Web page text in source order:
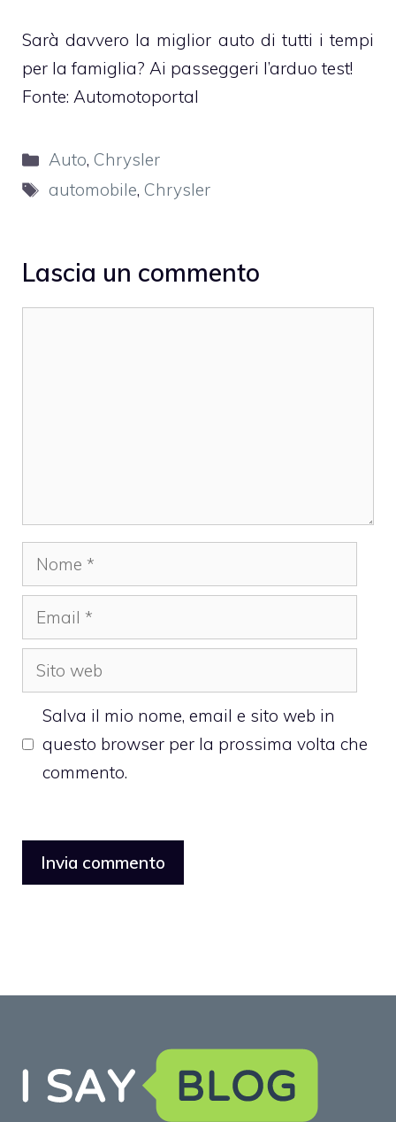
Sarà davvero la miglior auto di tutti i tempi
per la famiglia? Ai passeggeri l’arduo test!
Fonte: Automotoportal
Categorie
Auto, Chrysler
Tag
automobile, Chrysler
Lascia un commento
Nome
Email
Sito
web
Salva il mio nome, email e sito web in
questo browser per la prossima volta che
commento.